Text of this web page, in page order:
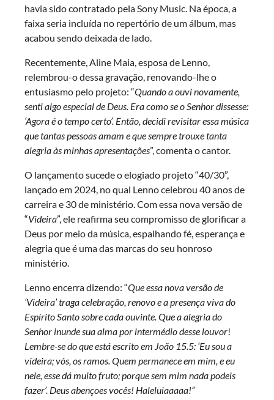
havia sido contratado pela Sony Music. Na época, a
faixa seria incluída no repertório de um álbum, mas
acabou sendo deixada de lado.
Recentemente, Aline Maia, esposa de Lenno,
relembrou-o dessa gravação, renovando-lhe o
entusiasmo pelo projeto: “Quando a ouvi novamente,
senti algo especial de Deus. Era como se o Senhor dissesse:
‘Agora é o tempo certo’. Então, decidi revisitar essa música
que tantas pessoas amam e que sempre trouxe tanta
alegria às minhas apresentações”, comenta o cantor.
O lançamento sucede o elogiado projeto “40/30”,
lançado em 2024, no qual Lenno celebrou 40 anos de
carreira e 30 de ministério. Com essa nova versão de
“Videira”, ele reafirma seu compromisso de glorificar a
Deus por meio da música, espalhando fé, esperança e
alegria que é uma das marcas do seu honroso
ministério.
Lenno encerra dizendo: “Que essa nova versão de
‘Videira’ traga celebração, renovo e a presença viva do
Espírito Santo sobre cada ouvinte. Que a alegria do
Senhor inunde sua alma por intermédio desse louvor!
Lembre-se do que está escrito em João 15.5: ‘Eu sou a
videira; vós, os ramos. Quem permanece em mim, e eu
nele, esse dá muito fruto; porque sem mim nada podeis
fazer’. Deus abençoes vocês! Haleluiaaaaa!”